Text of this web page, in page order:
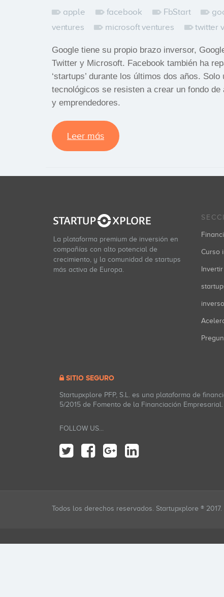
apple
facebook FbStart
ventures
microsoft ventures twitter
Google tiene su propio brazo inversor,
Twitter y Microsoft. Facebook también ha
‘startups’ durante los últimos dos años.
tecnológicos se resisten a crear un fondo
y emprendedores.
Leer más
La plataforma premium de inversión en
compañías con alto potencial de
crecimiento, y la comunidad de startups
más activa de Europa.
Curso
SITIO SEGURO
Startupxplore PFP, S.L. es una plataforma de
5/2015 de Fomento de la Financiación Empresarial.
FOLLOW US...
Todos los derechos reservados. Startupxplore ® 2017.